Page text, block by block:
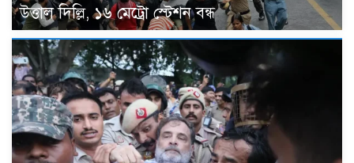
উত্তাল দিল্লি, ১৬ মেট্রো স্টেশন বন্ধ